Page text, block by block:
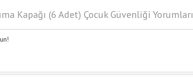
Kapağı (6 Adet) Çocuk Güvenliği Yorumları